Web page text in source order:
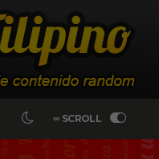
∞ SCROLL